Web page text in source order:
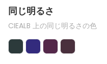
同じ明るさ
CIEALB 上の同じ明るさの色